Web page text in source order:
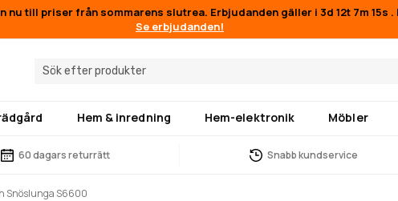
nu till priser från sommarens slutrea. Erbjudanden gäller i 3d 12t 7m 15s .
Se erbjudanden!
Hem & inredning Hem-elektronik Möbler
60 dagars returrätt Snabb kundservice
Snöslunga S6600